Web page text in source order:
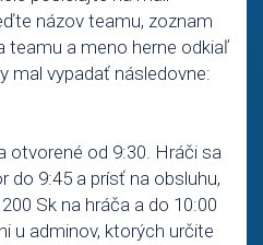
názov teamu, zoznam
teamu a meno herne odkiaľ
mal vypadať následovne:
otvorené od 9:30. Hráči sa
do 9:45 a prísť na obsluhu,
Sk na hráča a do 10:00
u adminov, ktorých určite